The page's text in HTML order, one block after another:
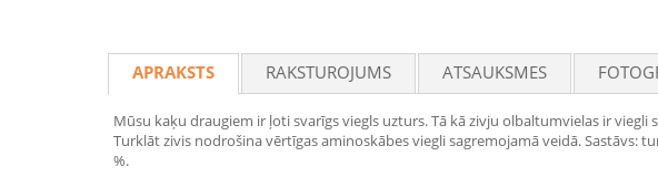
APRAKSTS RAKSTUROJUMS ATSAUKSMES
Mūsu kaķu draugiem ir ļoti svarīgs viegls uzturs. Tā kā zivju olbaltumvielas ir
Turklāt zivis nodrošina vērtīgas aminoskābes viegli sagremojamā veidā. Sastāvs:
%.